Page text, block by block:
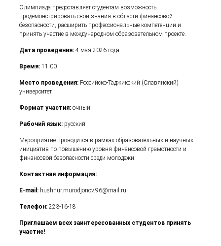
Олимпиада предоставляет студентам возможность
продемонстрировать свои знания в области финансовой
безопасности, расширить профессиональные компетенции и
принять участие в международном образовательном проекте.
Дата проведения: 4 мая 2026 года
Время: 11:00
Место проведения: Российско-Таджикский (Славянский)
университет
Формат участия: очный
Рабочий язык: русский
Мероприятие проводится в рамках образовательных и научных
инициатив по повышению уровня финансовой грамотности и
финансовой безопасности среди молодежи.
Контактная информация:
E-mail: hushnur.murodjonov.96@mail.ru
Телефон: 223-16-18
Приглашаем всех заинтересованных студентов принять
участие!